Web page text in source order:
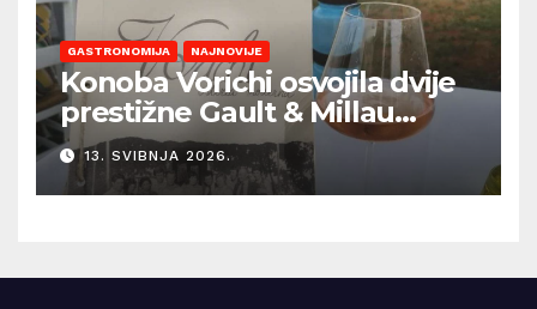
GASTRONOMIJA NAJNOVIJE
Konoba Vorichi osvojila dvije
prestižne Gault & Millau
kapice
13. SVIBNJA 2026.